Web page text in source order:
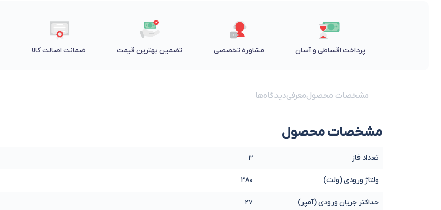
پرداخت اقساطی و آسان مشاوره تخصصی تضمین بهترین قیمت ضمانت اصالت کالا
مشخصات محصولمعرفیدیدگاه‌ها
مشخصات محصول
تعداد فاز 3
ولتاژ ورودی (ولت) 380
حداکثر جریان ورودی (آمپر) 27